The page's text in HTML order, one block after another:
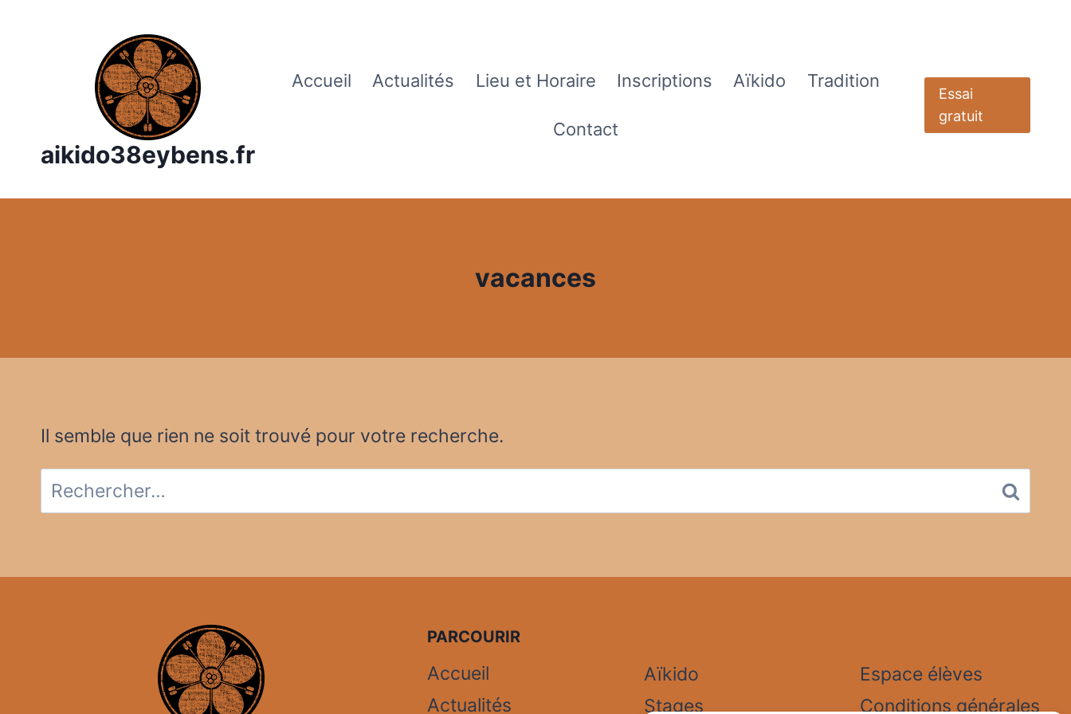
aikido38eybens.fr
Accueil Actualités Lieu et Horaire Inscriptions Aïkido Tradition
Contact
Essai
gratuit
vacances
Il semble que rien ne soit trouvé pour votre recherche.
Rechercher :
PARCOURIR
Accueil
Actualités
Aïkido
Stages
Espace élèves
Conditions générales